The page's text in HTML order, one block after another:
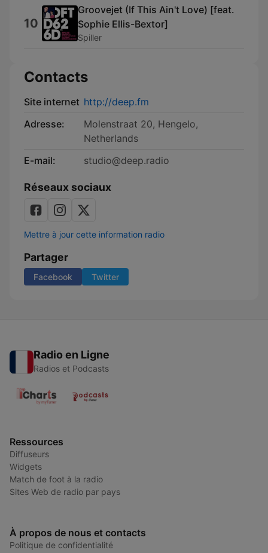
10
Groovejet (If This Ain't Love) [feat.
Sophie Ellis-Bextor]
Spiller
Contacts
Site internet http://deep.fm
Adresse:
Molenstraat 20, Hengelo,
Netherlands
E-mail:
studio@deep.radio
Réseaux sociaux
Mettre à jour cette information radio
Partager
Facebook Twitter
Radio en Ligne
Radios et Podcasts
Ressources
Diffuseurs
Widgets
Match de foot à la radio
Sites Web de radio par pays
À propos de nous et contacts
Politique de confidentialité